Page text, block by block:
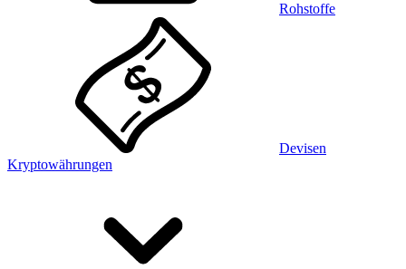
Rohstoffe
Devisen
Kryptowährungen